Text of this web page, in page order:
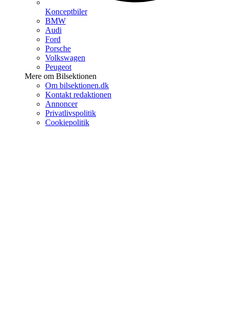
Konceptbiler
BMW
Audi
Ford
Porsche
Volkswagen
Peugeot
Mere om Bilsektionen
Om bilsektionen.dk
Kontakt redaktionen
Annoncer
Privatlivspolitik
Cookiepolitik